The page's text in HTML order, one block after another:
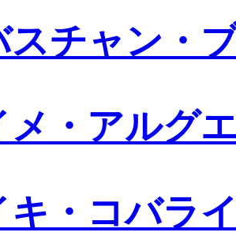
スチャン・
メ・アルグ
キ・コバラ